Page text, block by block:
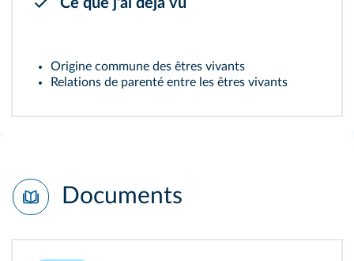
Ce que j'ai déjà vu
Origine commune des êtres vivants
Relations de parenté entre les êtres vivants
Documents